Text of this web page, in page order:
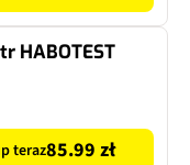
HABOTEST
teraz85.99 zł